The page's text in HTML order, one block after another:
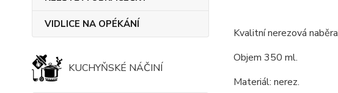
VIDLICE NA OPÉKÁNÍ
KUCHYŇSKÉ NÁČINÍ
Kvalitní nerezová
Objem 350 ml.
Materiál: nerez.